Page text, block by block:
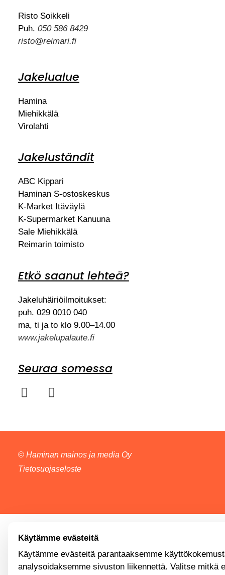
Risto Soikkeli
Puh. 050 586 8429
risto@reimari.fi
Jakelualue
Hamina
Miehikkälä
Virolahti
Jakeluständit
ABC Kippari
Haminan S-ostoskeskus
K-Market Itäväylä
K-Supermarket Kanuuna
Sale Miehikkälä
Reimarin toimisto
Etkö saanut lehteä?
Jakeluhäiriöilmoitukset:
puh. 029 0010 040
ma, ti ja to klo 9.00–14.00
www.jakelupalaute.fi
Seuraa somessa
© Haminan mainos ja media Oy
Tietosuojaseloste
Käytämme evästeitä
Käytämme evästeitä parantaaksemme
analysoidaksemme sivuston liikennettä. Valitse mitkä